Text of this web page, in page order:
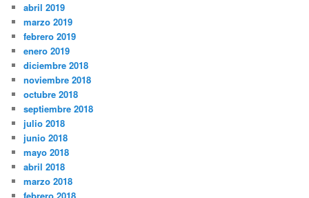
abril 2019
marzo 2019
febrero 2019
enero 2019
diciembre 2018
noviembre 2018
octubre 2018
septiembre 2018
julio 2018
junio 2018
mayo 2018
abril 2018
marzo 2018